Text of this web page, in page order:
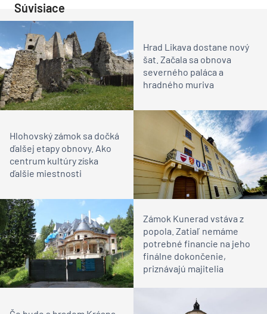
Súvisiace
Hrad Likava dostane nový
šat. Začala sa obnova
severného paláca a
hradného muriva
Hlohovský zámok sa dočká
ďalšej etapy obnovy. Ako
centrum kultúry získa
ďalšie miestnosti
Zámok Kunerad vstáva z
popola. Zatiaľ nemáme
potrebné financie na jeho
finálne dokončenie,
priznávajú majitelia